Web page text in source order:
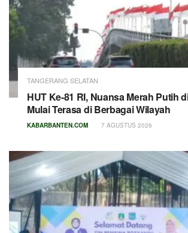
TANGERANG SELATAN
HUT Ke-81 RI, Nuansa Merah Putih
Mulai Terasa di Berbagai Wilayah
KABARBANTEN.COM 7 AGUSTUS 2026